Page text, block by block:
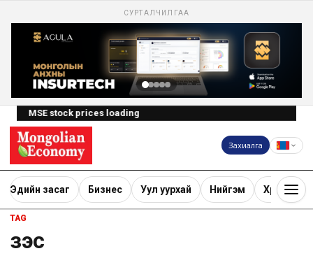
СУРТАЛЧИЛГАА
MSE stock prices loading
Захиалга
Эдийн засаг Бизнес Уул уурхай Нийгэм Хөрөнгө
TAG
зэс